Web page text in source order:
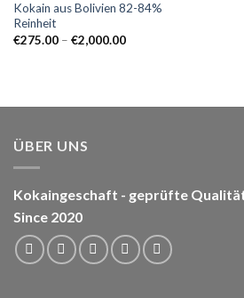
Add to
Kokain aus Bolivien 82-84%
Reinheit
€275.00 – €2,000.00Preisspanne:
ÜBER UNS
Kokaingeschaft - geprüfte
Since 2020